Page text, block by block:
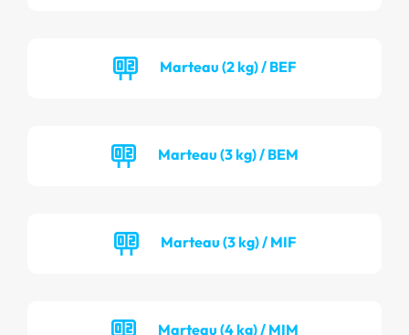
Marteau (2 kg) / BEF
Marteau (3 kg) / BEM
Marteau (3 kg) / MIF
Marteau (4 kg) / MIM